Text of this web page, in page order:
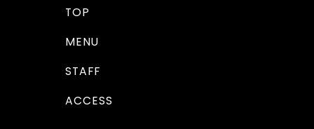
TOP
MENU
STAFF
ACCESS